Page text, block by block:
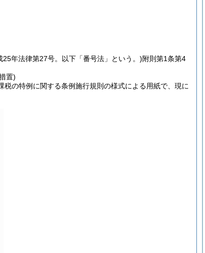
25年法律第27号。以下「番号法」という。)附則第1条第4
置)
の特例に関する条例施行規則の様式による用紙で、現に